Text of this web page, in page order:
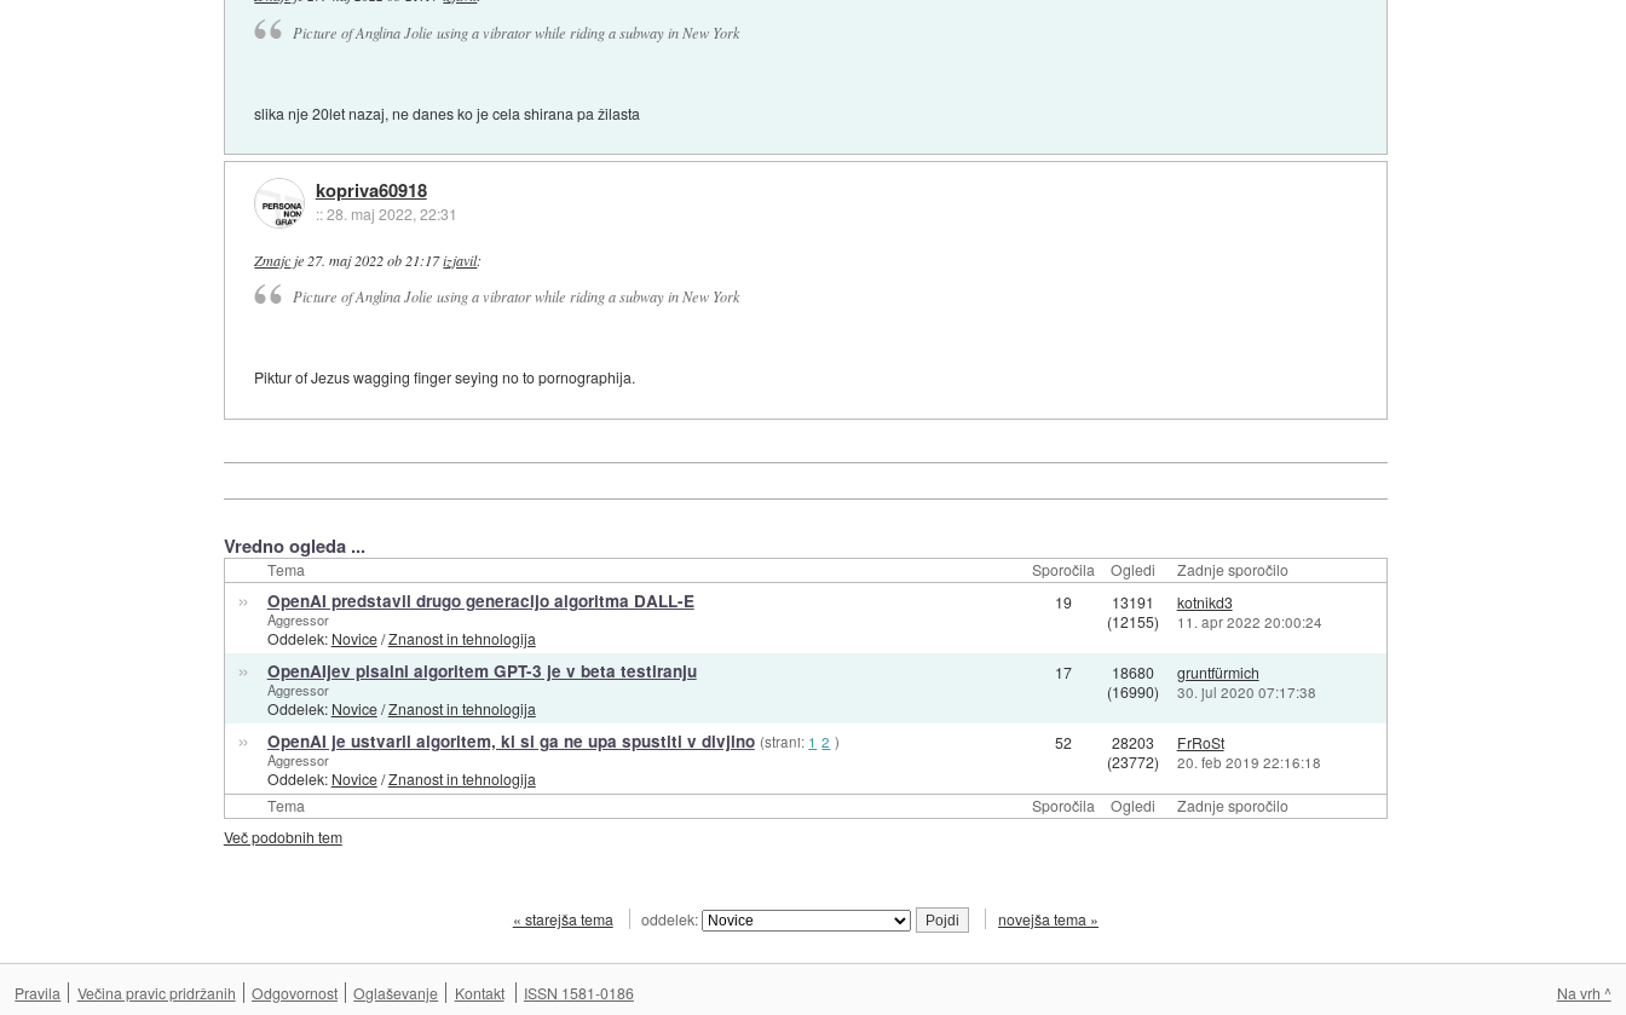
Picture of Anglina Jolie using a vibrator while riding a subway in New York
slika nje 20let nazaj, ne danes ko je cela shirana pa žilasta
kopriva60918
::28. maj 2022, 22:31
Zmajc je 27. maj 2022 ob 21:17izjavil:
Picture of Anglina Jolie using a vibrator while riding a subway in New York
Piktur of Jezus wagging finger seying no to pornographija.
Vredno ogleda ...
Tema Sporočila Ogledi Zadnje sporočilo
Tema Sporočila Ogledi Zadnje sporočilo
» OpenAI predstavil drugo generacijo algoritma DALL-E
Aggressor
Oddelek: Novice/Znanost in tehnologija
19
13191
(12155)
kotnikd3
11. apr 2022 20:00:24
» OpenAIjev pisalni algoritem GPT-3 je v beta testiranju
Aggressor
Oddelek: Novice/Znanost in tehnologija
17
18680
(16990)
gruntfürmich
30. jul 2020 07:17:38
» OpenAI je ustvaril algoritem, ki si ga ne upa spustiti v divjino (strani: 1 2 )
Aggressor
Oddelek: Novice/Znanost in tehnologija
52
28203
(23772)
FrRoSt
20. feb 2019 22:16:18
Več podobnih tem
« starejša tema oddelek: novejša tema »
Na vrh ^
Pravila Večina pravic pridržanih Odgovornost Oglaševanje Kontakt ISSN 1581-0186